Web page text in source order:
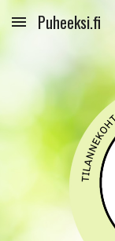
Skip to main
Puheeksi.fi